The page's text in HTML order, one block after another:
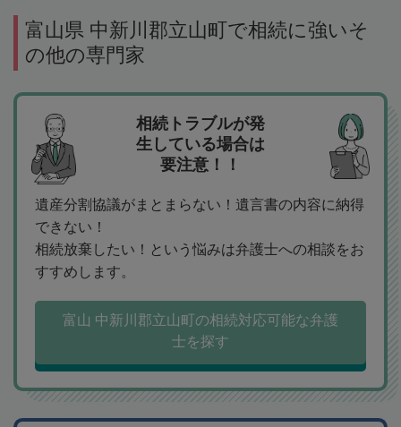
富山県 中新川郡立山町で相続に強いそ
の他の専門家
相続トラブルが発
生している場合は
要注意！！
遺産分割協議がまとまらない！遺言書の内容に納得
できない！
相続放棄したい！という悩みは弁護士への相談をお
すすめします。
富山 中新川郡立山町の相続対応可能な弁護
士を探す